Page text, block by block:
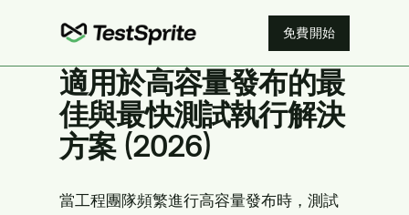
免費開始
適用於高容量發布的最
佳與最快測試執行解決
方案 (2026)
當工程團隊頻繁進行高容量發布時，測試